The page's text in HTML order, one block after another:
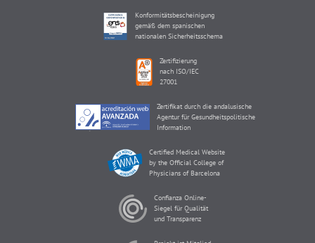
Konformitätsbescheinigung
gemäß dem spanischen
nationalen Sicherheitsschema
Zertifizierung
nach ISO/IEC
27001
Zertifikat durch die andalusische
Agentur für Gesundheitspolitische
Information
Certified Medical Website
by the Official College of
Physicians of Barcelona
Confianza Online-
Siegel für Qualität
und Transparenz